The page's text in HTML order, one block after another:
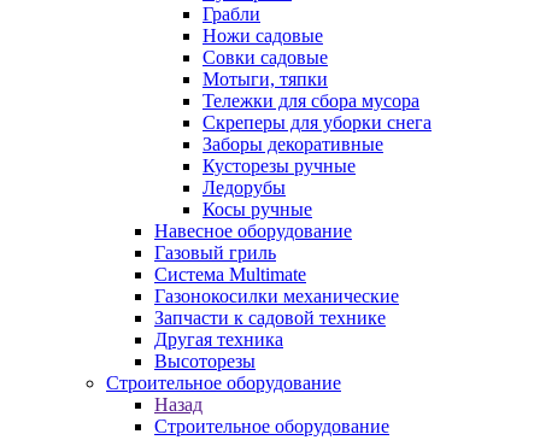
Грабли
Ножи садовые
Совки садовые
Мотыги, тяпки
Тележки для сбора мусора
Скреперы для уборки снега
Заборы декоративные
Кусторезы ручные
Ледорубы
Косы ручные
Навесное оборудование
Газовый гриль
Система Multimate
Газонокосилки механические
Запчасти к садовой технике
Другая техника
Высоторезы
Строительное оборудование
Назад
Строительное оборудование